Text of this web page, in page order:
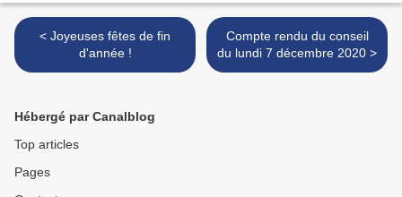
< Joyeuses fêtes de fin
d'année !
Compte rendu du conseil
du lundi 7 décembre 2020 >
Hébergé par Canalblog
Top articles
Pages